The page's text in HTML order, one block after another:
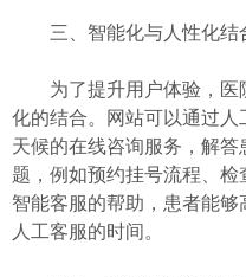
三、智能化与人性化结
为了提升用户体验，医
化的结合。网站可以通过
天候的在线咨询服务，解
题，例如预约挂号流程、
智能客服的帮助，患者能
人工客服的时间。